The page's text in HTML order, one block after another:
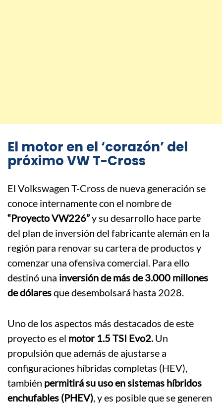
El motor en el ‘corazón’ del
próximo VW T-Cross
El Volkswagen T-Cross de nueva generación se
conoce internamente con el nombre de
“Proyecto VW226”y su desarrollo hace parte
del plan de inversión del fabricante alemán en la
región para renovar su cartera de productos y
comenzar una ofensiva comercial. Para ello
destinó una inversión de más de 3.000 millones
de dólaresque desembolsará hasta 2028.
Uno de los aspectos más destacados de este
proyecto es el motor 1.5 TSI Evo2. Un
propulsión que además de ajustarse a
configuraciones híbridas completas (HEV),
también permitirá su uso en sistemas híbridos
enchufables (PHEV) , y es posible que se generen